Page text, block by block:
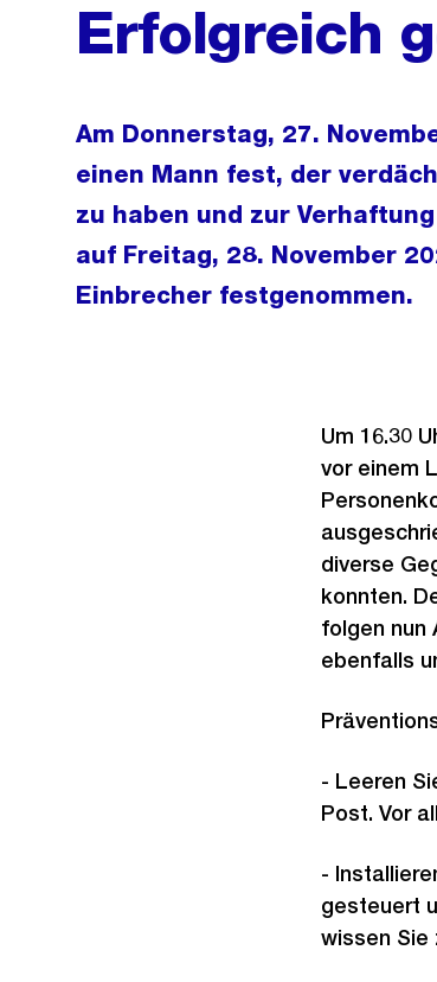
Erfolgreich
Am Donnerstag, 27.
einen Mann fest, der
zu haben und zur
auf Freitag, 28. November
Einbrecher festgenommen.
Um 16.30
vor einem
diverse
konnten.
folgen nun
ebenfalls
- Leeren
Post. Vor
-
gesteuert
wissen Sie